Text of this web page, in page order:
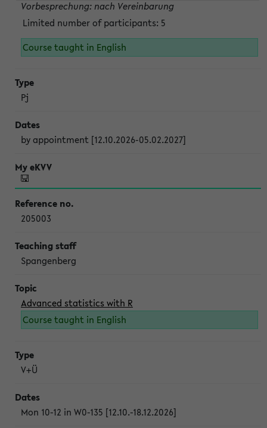
Vorbesprechung: nach Vereinbarung
Limited number of participants: 5
Course taught in English
Pj
by appointment [12.10.2026-05.02.2027]
205003
Spangenberg
Advanced statistics with R
Course taught in English
V+Ü
Mon 10-12 in W0-135 [12.10.-18.12.2026]